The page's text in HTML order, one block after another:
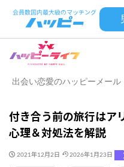
出会い恋愛のハッピーメール
付き合う前の旅行はア
心理＆対処法を解説
2021年12月2日 2026年1月23日